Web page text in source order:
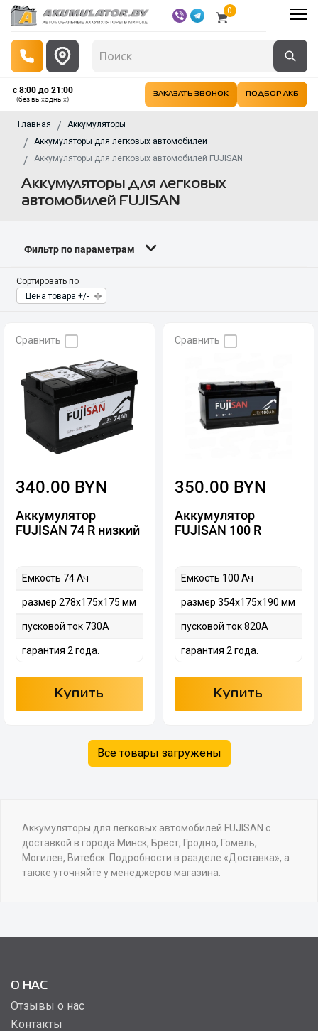
0
с 8:00 до 21:00
(без выходных)
ЗАКАЗАТЬ ЗВОНОК ПОДБОР АКБ
Главная
Аккумуляторы
Аккумуляторы для легковых автомобилей
Аккумуляторы для легковых автомобилей FUJISAN
Аккумуляторы для легковых
автомобилей FUJISAN
Фильтр по параметрам
Сортировать по
Цена товара +/-
Сравнить
340.00 BYN
Аккумулятор
FUJISAN 74 R низкий
Емкость 74 Ач
размер 278х175х175 мм
пусковой ток 730А
гарантия 2 года.
Купить
Сравнить
350.00 BYN
Аккумулятор
FUJISAN 100 R
Емкость 100 Ач
размер 354х175х190 мм
пусковой ток 820А
гарантия 2 года.
Купить
Все товары загружены
Аккумуляторы для легковых автомобилей FUJISAN с
доставкой в города Минск, Брест, Гродно, Гомель,
Могилев, Витебск. Подробности в разделе «Доставка», а
также уточняйте у менеджеров магазина.
О НАС
Отзывы о нас
Контакты